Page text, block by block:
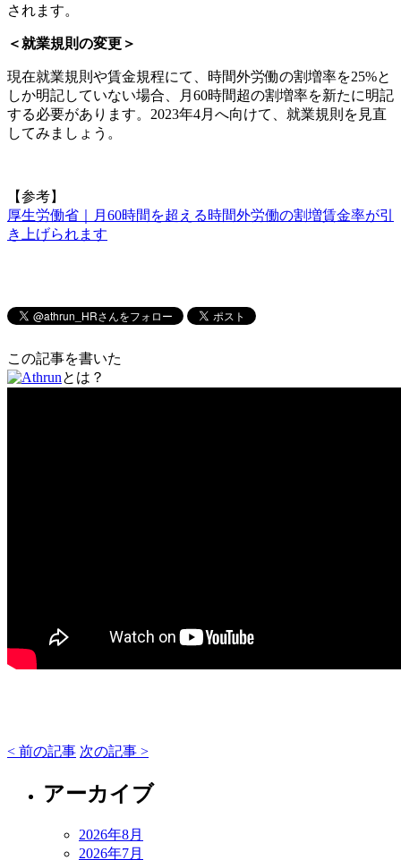
されます。
＜就業規則の変更＞
現在就業規則や賃金規程にて、時間外労働の割増率を25%と
しか明記していない場合、月60時間超の割増率を新たに明記
する必要があります。2023年4月へ向けて、就業規則を見直
してみましょう。
【参考】
厚生労働省｜月60時間を超える時間外労働の割増賃金率が引
き上げられます
この記事を書いた
とは？
< 前の記事 次の記事 >
アーカイブ
2026年8月
2026年7月